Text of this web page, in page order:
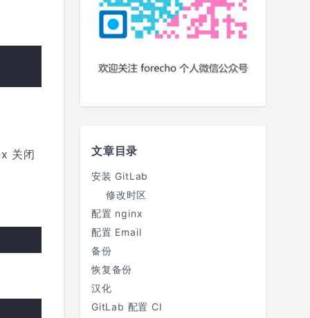
关闭 文章目录
安装 GitLab
修改时区
配置 nginx
配置 Email
备份
恢复备份
汉化
GitLab 配置 CI